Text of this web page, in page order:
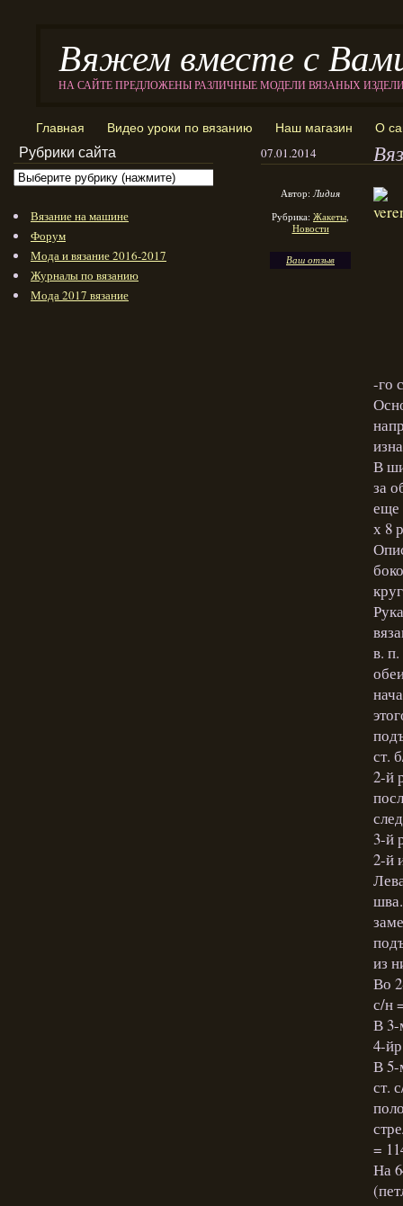
Вяжем вместе с
НА САЙТЕ ПРЕДЛОЖЕНЫ РАЗЛИЧНЫЕ МОДЕЛИ ВЯЗАНЫХ
Главная Видео уроки по вязанию Наш магазин О
07.01.2014
Автор:Лидия
Рубрика: Жакеты,
Новости
Ваш отзыв
-го
В
за
еще
х 8
в.
ст.
2-й
3-й
2-й
из
Во
с/н
В 3-
4-
В 5-
ст.
=
На
Рубрики сайта
Вязание на машине
Форум
Мода и вязание 2016-2017
Журналы по вязанию
Мода 2017 вязание